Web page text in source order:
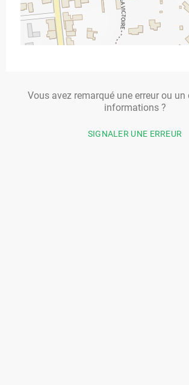
Vous avez remarqué une erreur ou
informations ?
SIGNALER UNE ERREUR